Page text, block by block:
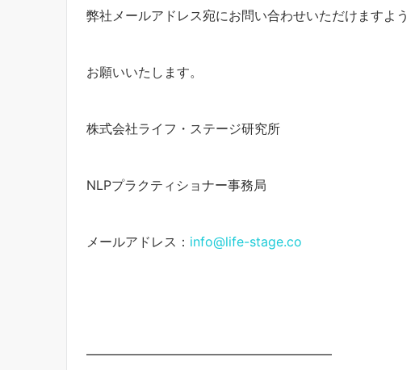
弊社メールアドレス宛にお問い合わせいただけますよう
お願いいたします。
株式会社ライフ・ステージ研究所
NLPプラクティショナー事務局
メールアドレス： info@life-stage.co
━━━━━━━━━━━━━━━━━━━